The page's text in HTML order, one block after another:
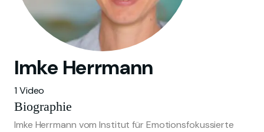
Imke Herrmann
1 Video
Biographie
Imke Herrmann vom Institut für Emotionsfokussierte